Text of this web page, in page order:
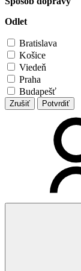
Odlet
Bratislava
Košice
Viedeň
Praha
Budapešť
Zrušiť Potvrdiť